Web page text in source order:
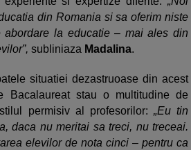
din Romania si sa oferim niste
abordare la educatie – mai ales din
subliniaza Madalina.
situatiei dezastruoase din acest
Bacalaureat stau o multitudine de
permisiv al profesorilor: „Eu tin
daca nu meritai sa treci, nu treceai.
elevilor de nota cinci – pentru ca